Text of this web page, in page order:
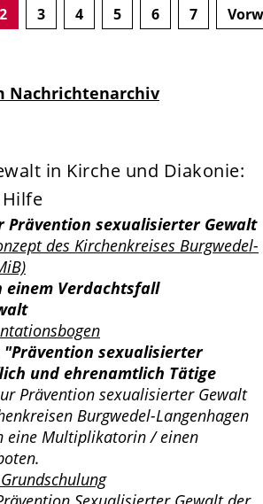
2 3 4 5 6 7
Nachrichtenarchiv
in Kirche und Diakonie:
Prävention sexualisierter Gewalt
des Kirchenkreises Burgwedel-
Verdachtsfall
"Prävention sexualisierter
und ehrenamtlich Tätige
Prävention sexualisierter Gewalt
Burgwedel-Langenhagen
eine Multiplikatorin / einen